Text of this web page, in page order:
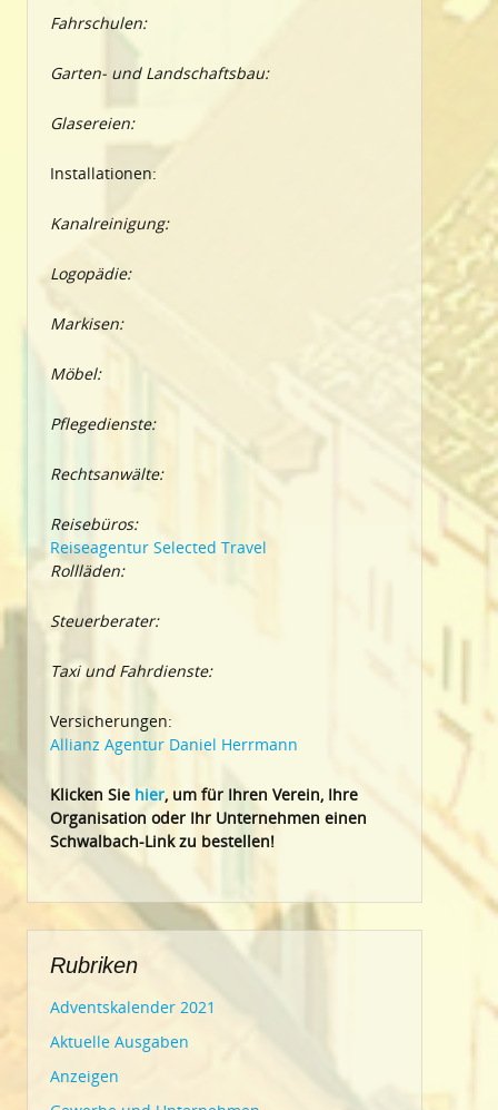
Fahrschulen:
Garten- und Landschaftsbau:
Glasereien:
Installationen:
Kanalreinigung:
Logopädie:
Markisen:
Möbel:
Pflegedienste:
Rechtsanwälte:
Reisebüros:
Reiseagentur Selected Travel
Rollläden:
Steuerberater:
Taxi und Fahrdienste:
Versicherungen:
Allianz Agentur Daniel Herrmann
Klicken Sie hier, um für Ihren Verein, Ihre
Organisation oder Ihr Unternehmen einen
Schwalbach-Link zu bestellen!
Rubriken
Adventskalender 2021
Aktuelle Ausgaben
Anzeigen